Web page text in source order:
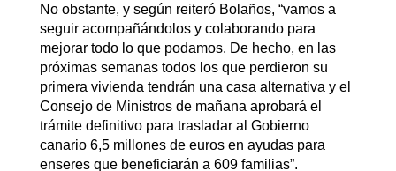
No obstante, y según reiteró Bolaños, “vamos a
seguir acompañándolos y colaborando para
mejorar todo lo que podamos. De hecho, en las
próximas semanas todos los que perdieron su
primera vivienda tendrán una casa alternativa y el
Consejo de Ministros de mañana aprobará el
trámite definitivo para trasladar al Gobierno
canario 6,5 millones de euros en ayudas para
enseres que beneficiarán a 609 familias”.